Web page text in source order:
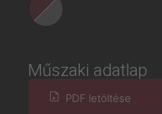
Műszaki adatlap
PDF letöltése